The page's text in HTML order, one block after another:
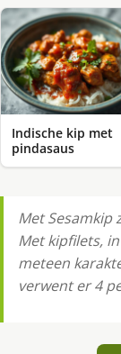
Indische kip met
pindasaus
Met Sesamkip
Met kipfilets,
meteen
verwent er 4